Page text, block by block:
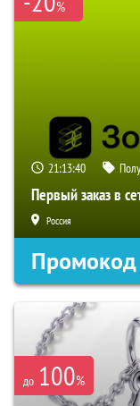
%
21:13:39
Первый заказ в
Россия
Промокод
до 100%